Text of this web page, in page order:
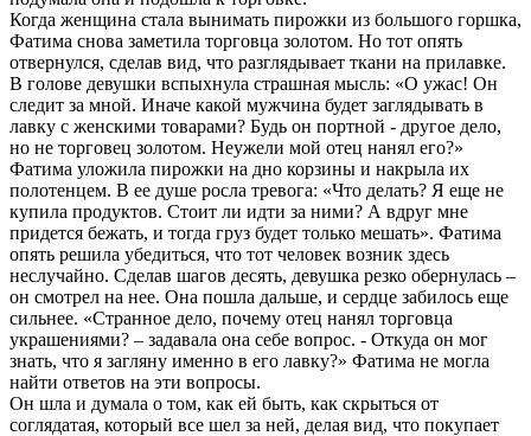
Когда женщина стала вынимать пирожки из большого горшка,
Фатима снова заметила торговца золотом. Но тот опять
отвернулся, сделав вид, что разглядывает ткани на прилавке.
В голове девушки вспыхнула страшная мысль: «О ужас! Он
следит за мной. Иначе какой мужчина будет заглядывать в
лавку с женскими товарами? Будь он портной - другое дело,
но не торговец золотом. Неужели мой отец нанял его?»
Фатима уложила пирожки на дно корзины и накрыла их
полотенцем. В ее душе росла тревога: «Что делать? Я еще не
купила продуктов. Стоит ли идти за ними? А вдруг мне
придется бежать, и тогда груз будет только мешать». Фатима
опять решила убедиться, что тот человек возник здесь
неслучайно. Сделав шагов десять, девушка резко обернулась –
он смотрел на нее. Она пошла дальше, и сердце забилось еще
сильнее. «Странное дело, почему отец нанял торговца
украшениями? – задавала она себе вопрос. - Откуда он мог
знать, что я загляну именно в его лавку?» Фатима не могла
найти ответов на эти вопросы.
Он шла и думала о том, как ей быть, как скрыться от
соглядатая, который все шел за ней, делая вид, что покупает